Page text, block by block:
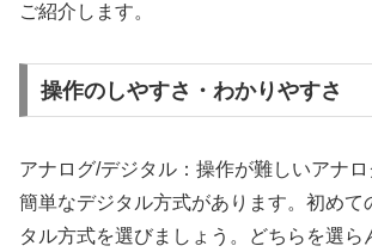
ご紹介します。
操作のしやすさ・わかりやすさ
アナログ/デジタル：操作が難しいアナ
簡単なデジタル方式があります。初めて
タル方式を選びましょう。どちらを選ら